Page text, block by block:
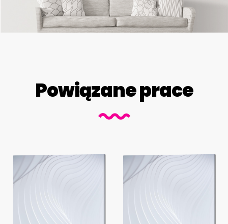
Powiązane prace